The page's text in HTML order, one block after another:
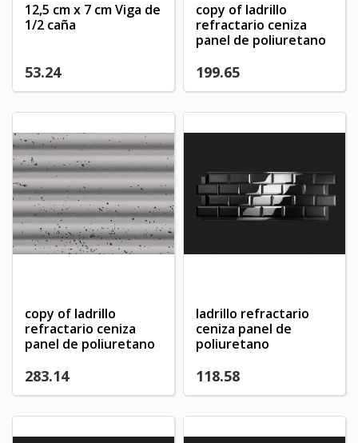
12,5 cm x 7 cm Viga de
1/2 caña
53.24
copy of ladrillo
refractario ceniza
panel de poliuretano
199.65
copy of ladrillo
refractario ceniza
panel de poliuretano
283.14
ladrillo refractario
ceniza panel de
poliuretano
118.58